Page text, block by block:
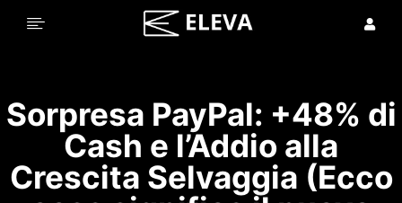
 
Sorpresa PayPal: +48% di
Cash e l’Addio alla
Crescita Selvaggia (Ecco